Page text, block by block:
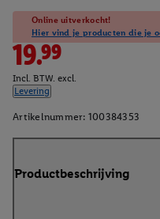
Online uitverkocht!
Hier vind je producten die je
19.99
Incl. BTW. excl.
Levering
Artikelnummer: 100384353
Productbeschrijving